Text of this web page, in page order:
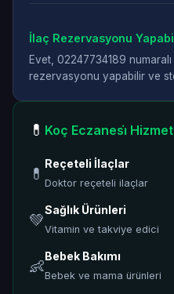
İlaç Rezervasyonu
Evet, 02247734189
rezervasyonu yapabilir ve
💊 Koç Eczanesi̇
💊
Reçeteli İlaçlar
Doktor reçeteli ilaçlar
💚
Sağlık Ürünleri
Vitamin ve takviye edici
👶
Bebek Bakımı
Bebek ve mama ürünleri